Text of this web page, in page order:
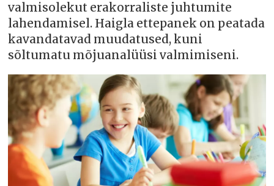
valmisolekut erakorraliste juhtumite
lahendamisel. Haigla ettepanek on peatada
kavandatavad muudatused, kuni
sõltumatu mõjuanalüüsi valmimiseni.